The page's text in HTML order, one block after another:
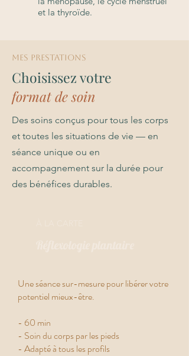
et la thyroïde.
MES PRESTATIONS
Choisissez votre
format de soin
Des soins conçus pour tous les corps
et toutes les situations de vie — en
séance unique ou en
accompagnement sur la durée pour
des bénéfices durables.
Une séance sur-mesure pour libérer votre
potentiel mieux-être.
- 60 min
- Soin du corps par les pieds
- Adapté à tous les profils